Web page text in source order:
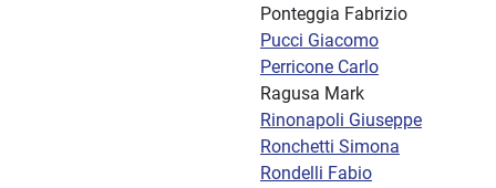
Ponteggia Fabrizio
Pucci Giacomo
Perricone Carlo
Ragusa Mark
Rinonapoli Giuseppe
Ronchetti Simona
Rondelli Fabio